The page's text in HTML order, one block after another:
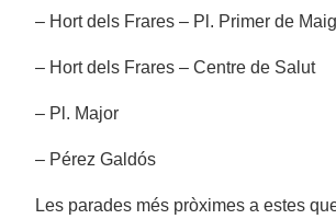
– Hort dels Frares – Pl. Primer de Maig
– Hort dels Frares – Centre de Salut
– Pl. Major
– Pérez Galdós
Les parades més pròximes a estes